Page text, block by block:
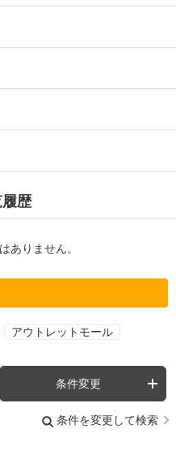
歴
ありません。
アウトレットモール
条件変更
条件を変更して検索